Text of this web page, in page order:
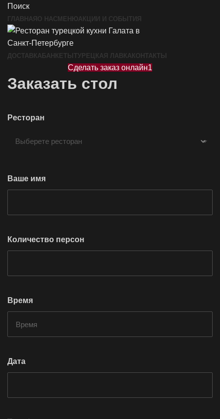
Поиск
ГЛАВНАЯ О НАС МЕНЮАКЦИИ И СОБЫТИЯ
ДОСТАВКА БАНКЕТЫ ТУРЕЦКАЯ ЛАВКА КОНТАКТЫ
Сделать заказ онлайн1
Заказать стол
Ресторан
Ваше имя
Количество персон
Время
Дата